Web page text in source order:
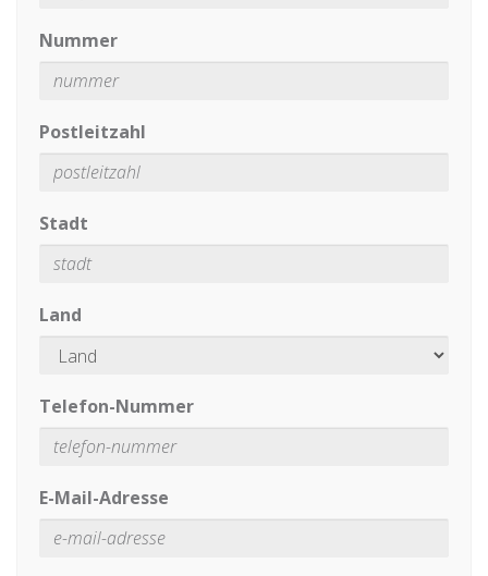
Nummer
Postleitzahl
Stadt
Land
Telefon-Nummer
E-Mail-Adresse